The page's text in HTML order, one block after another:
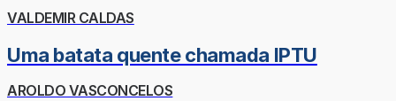
VALDEMIR CALDAS
Uma batata quente chamada IPTU
AROLDO VASCONCELOS